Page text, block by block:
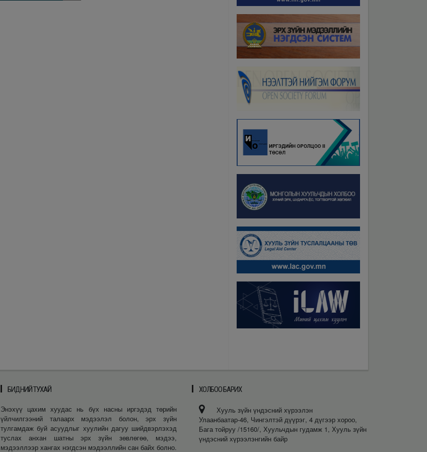
Бүх мэдээ
БИДНИЙ ТУХАЙ
Энэхүү цахим хуудас нь бүх насны иргэдэд төрийн
үйлчилгээний талаарх мэдээлэл болон, эрх зүйн
тулгамдаж буй асуудлыг хуулийн дагуу шийдвэрлэхэд
туслах анхан шатны эрх зүйн зөвлөгөө, мэдээ,
мэдээллээр хангах нэгдсэн мэдээллийн сан байх болно.
ХОЛБОО БАРИХ
Хууль зүйн үндэсний хүрээлэн
Улаанбаатар-46, Чингэлтэй дүүрэг, 4 дүгээр хороо,
Бага тойруу /15160/, Хуульчдын гудамж 1, Хууль зүйн
үндэсний хүрээлэнгийн байр